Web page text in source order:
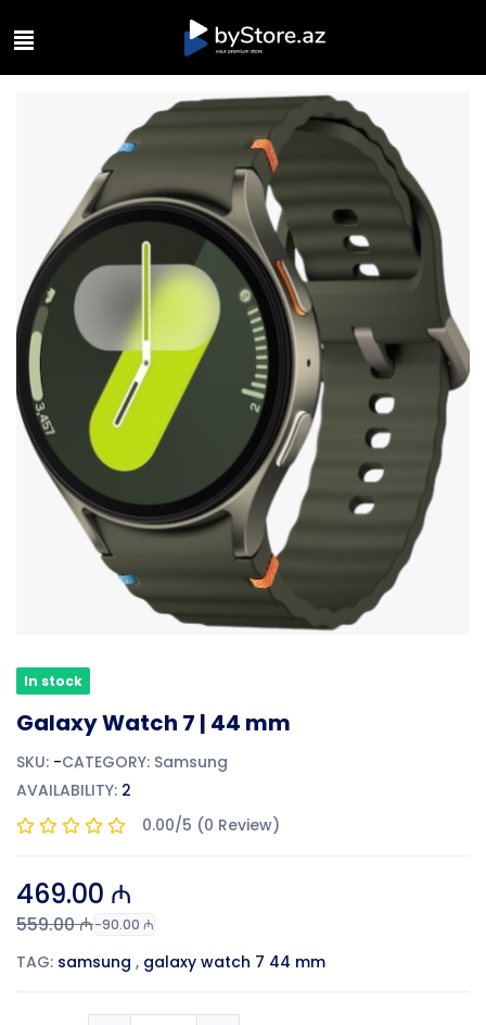
In stock
Galaxy Watch 7 | 44 mm
SKU: -CATEGORY: Samsung
AVAILABILITY: 2
0.00/5 (0 Review)
469.00 ₼
559.00 ₼-90.00 ₼
TAG: samsung , galaxy watch 7 44 mm